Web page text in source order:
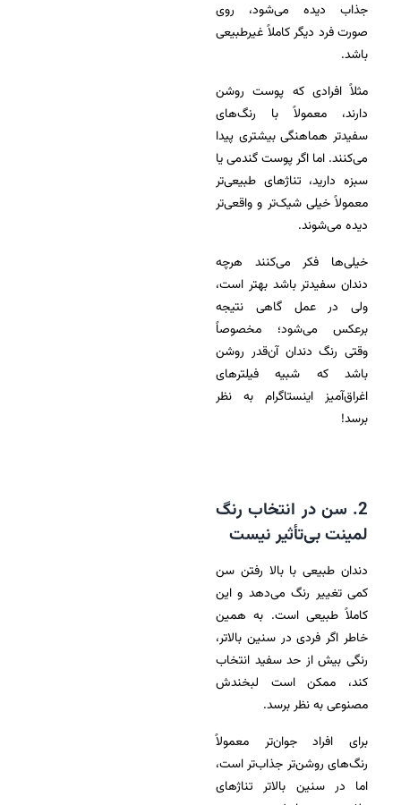
جذاب دیده می‌شود، روی
صورت فرد دیگر کاملاً غیرطبیعی
باشد.
مثلاً افرادی که پوست روشن
دارند، معمولاً با رنگ‌های
سفیدتر هماهنگی بیشتری پیدا
می‌کنند. اما اگر پوست گندمی یا
سبزه دارید، تناژهای طبیعی‌تر
معمولاً خیلی شیک‌تر و واقعی‌تر
دیده می‌شوند.
خیلی‌ها فکر می‌کنند هرچه
دندان سفیدتر باشد بهتر است،
ولی در عمل گاهی نتیجه
برعکس می‌شود؛ مخصوصاً
وقتی رنگ دندان آن‌قدر روشن
باشد که شبیه فیلترهای
اغراق‌آمیز اینستاگرام به نظر
برسد!
2. سن در انتخاب رنگ
لمینت بی‌تأثیر نیست
دندان طبیعی با بالا رفتن سن
کمی تغییر رنگ می‌دهد و این
کاملاً طبیعی است. به همین
خاطر اگر فردی در سنین بالاتر،
رنگی بیش از حد سفید انتخاب
کند، ممکن است لبخندش
مصنوعی به نظر برسد.
برای افراد جوان‌تر معمولاً
رنگ‌های روشن‌تر جذاب‌تر است،
اما در سنین بالاتر تناژهای